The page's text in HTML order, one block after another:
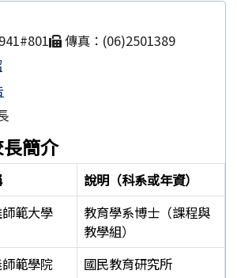
傳真：(06)2501389
簡介
說明（科系或年資）
範大學
教育學系博士（課程與
教學組）
範學院
國民教育研究所